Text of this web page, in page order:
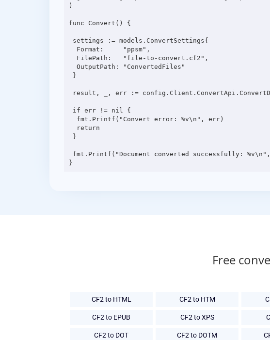
)
func Convert() {
Free
CF2 to HTML CF2 to HTM
CF2 to EPUB CF2 to XPS
CF2 to DOT CF2 to DOTM